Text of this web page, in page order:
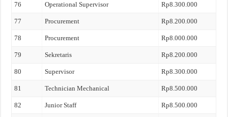
76 Operational Supervisor Rp8.300.000
77 Procurement Rp8.200.000
78 Procurement Rp8.000.000
79 Sekretaris Rp8.200.000
80 Supervisor Rp8.300.000
81 Technician Mechanical Rp8.500.000
82 Junior Staff Rp8.500.000